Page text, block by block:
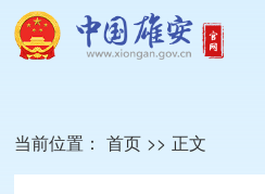
当前位置： 首页 >> 正文